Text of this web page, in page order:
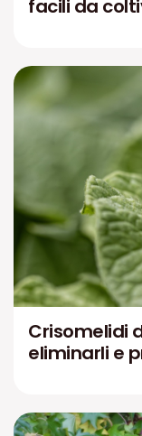
facili da
Crisomelidi
eliminarli e